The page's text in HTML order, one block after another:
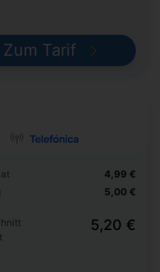
Zum Tarif
4,99 €
5,00 €
5,20 €